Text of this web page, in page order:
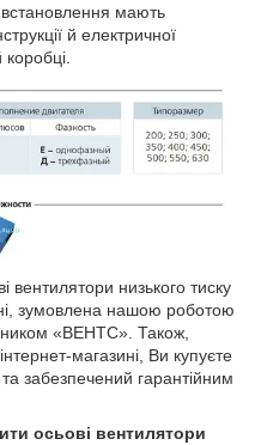
мають
й електричної
вентилятори низького тиску
зумовлена нашою роботою
«ВЕНТС». Також,
магазині, Ви купуєте
забезпечений гарантійним
осьові вентилятори